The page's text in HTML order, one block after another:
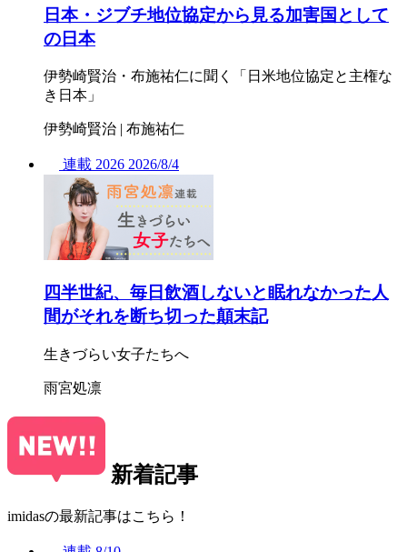
日本・ジブチ地位協定から見る加害国として
の日本
伊勢崎賢治・布施祐仁に聞く「日米地位協定と主権な
き日本」
伊勢崎賢治 | 布施祐仁
連載 2026 2026/8/4
四半世紀、毎日飲酒しないと眠れなかった人
間がそれを断ち切った顛末記
生きづらい女子たちへ
雨宮処凛
新着記事
imidasの最新記事はこちら！